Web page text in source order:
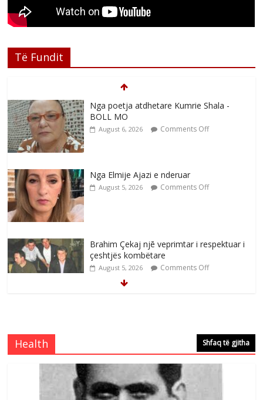
Të Fundit
Nga poetja atdhetare Kumrie Shala -
BOLL MO
August 6, 2026 Comments Off
Nga Elmije Ajazi e nderuar
August 5, 2026 Comments Off
Brahim Çekaj njē veprimtar i respektuar i
çeshtjës kombëtare
August 5, 2026 Comments Off
e invalidëve në Fushë Kosovë
Comments Off
Çlirimtari Agron Gërvalla me takime pune
në atdhe të shoqerisë Levizja
Health Shfaq të gjitha